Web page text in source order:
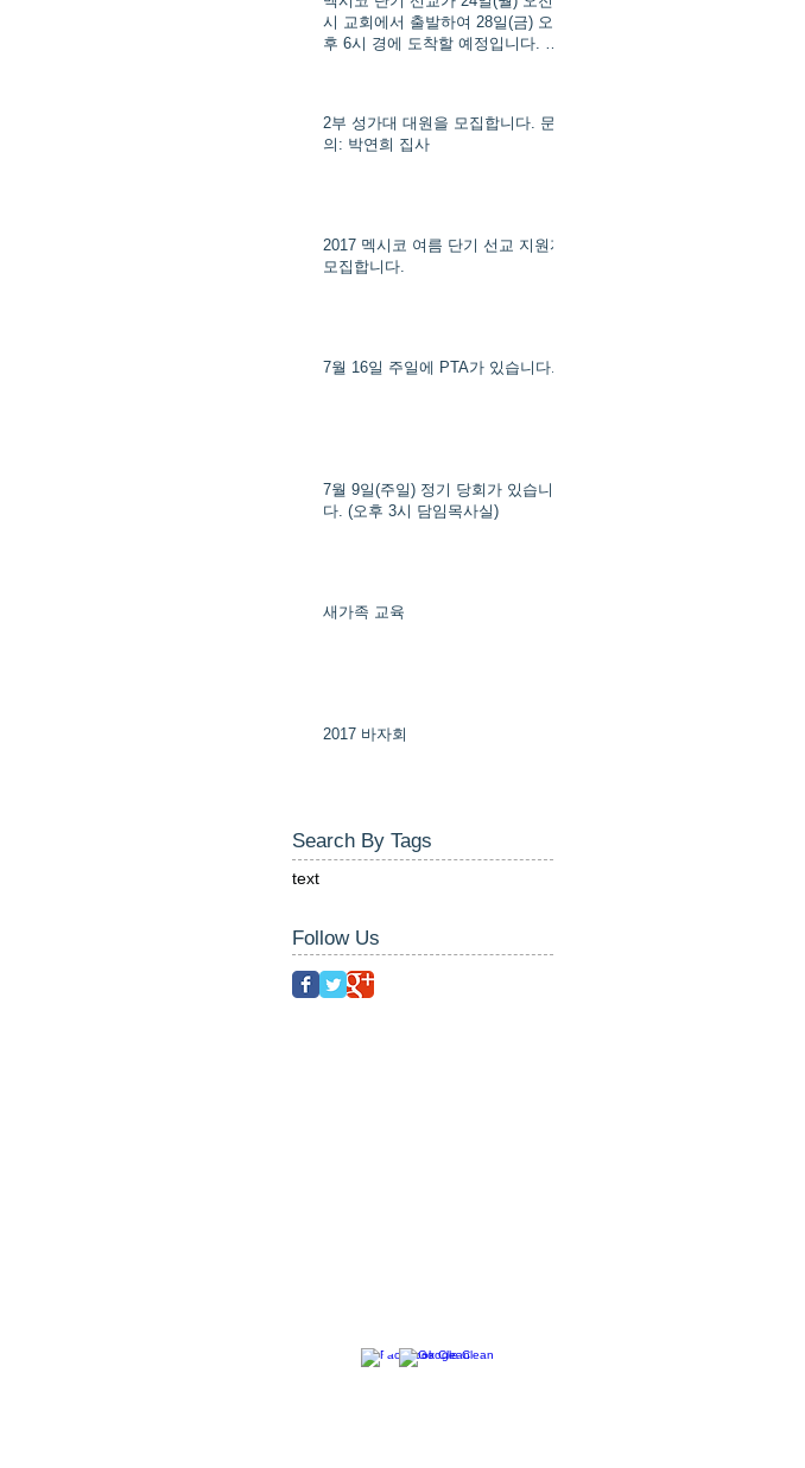
시 교회에서 출발하여 28일(금) 오
후 6시 경에 도착할 예정입니다. 문
2부 성가대 대원을 모집합니다. 문
의: 박연희 집사
2017 멕시코 여름 단기 선교 지원자
모집합니다.
7월 16일 주일에 PTA가 있습니다.
7월 9일(주일) 정기 당회가 있습니
다. (오후 3시 담임목사실)
새가족 교육
2017 바자회
Search By Tags
text
Follow Us